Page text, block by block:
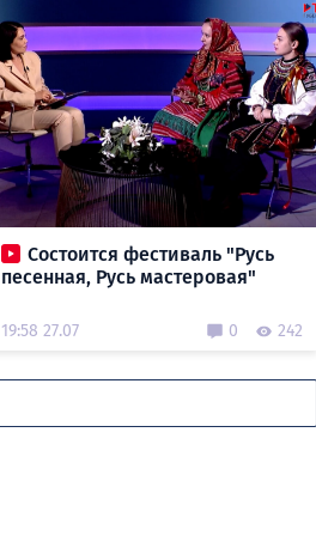
Состоится фестиваль "Русь
песенная, Русь мастеровая"
19:58 27.07 0 242